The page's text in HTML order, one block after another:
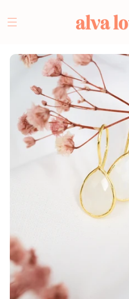
Inhalt